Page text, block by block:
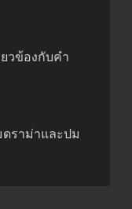
วข้องกับคำ
ราม่าและปม